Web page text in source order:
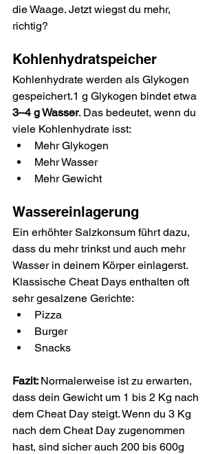
die Waage. Jetzt wiegst du mehr,
richtig?
Kohlenhydratspeicher
Kohlenhydrate werden als Glykogen
gespeichert.1 g Glykogen bindet etwa
3–4 g Wasser. Das bedeutet, wenn du
viele Kohlenhydrate isst:
Mehr Glykogen
Mehr Wasser
Mehr Gewicht
Wassereinlagerung
Ein erhöhter Salzkonsum führt dazu,
dass du mehr trinkst und auch mehr
Wasser in deinem Körper einlagerst.
Klassische Cheat Days enthalten oft
sehr gesalzene Gerichte:
Pizza
Burger
Snacks
Fazit: Normalerweise ist zu erwarten,
dass dein Gewicht um 1 bis 2 Kg nach
dem Cheat Day steigt. Wenn du 3 Kg
nach dem Cheat Day zugenommen
hast, sind sicher auch 200 bis 600g